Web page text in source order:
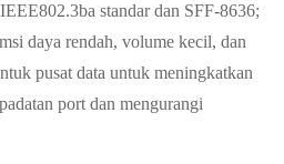
standar dan SFF-8636;
daya rendah, volume kecil, dan
pusat data untuk meningkatkan
port dan mengurangi